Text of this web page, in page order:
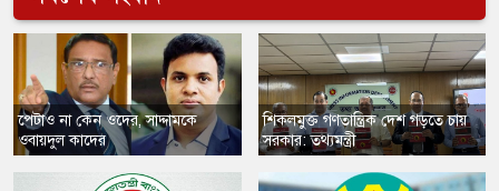
​পেটাও না কেন ওদের, সাদ্দামকে
ওবায়দুল কাদের
​শিকলমুক্ত গণতান্ত্রিক দেশ গড়তে চায়
সরকার: তথ্যমন্ত্রী